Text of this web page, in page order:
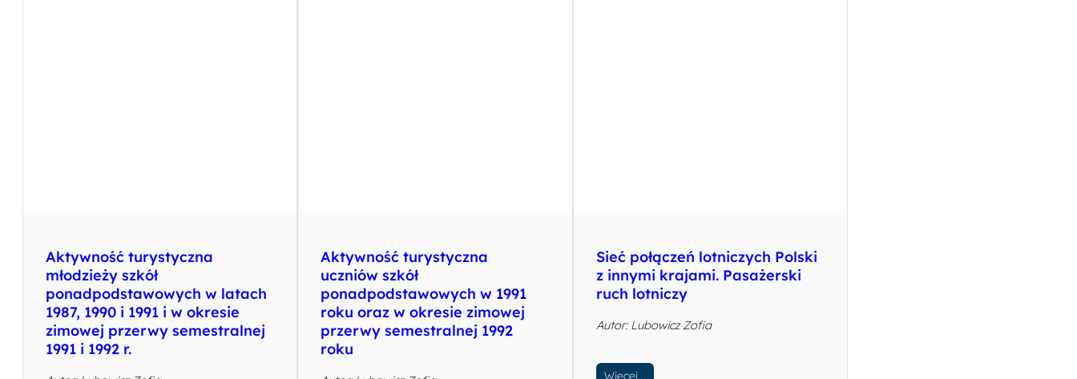
Aktywność turystyczna
młodzieży szkół
ponadpodstawowych w latach
1987, 1990 i 1991 i w okresie
zimowej przerwy semestralnej
1991 i 1992 r.
Aktywność turystyczna
uczniów szkół
ponadpodstawowych w 1991
roku oraz w okresie zimowej
przerwy semestralnej 1992
roku
Sieć połączeń lotniczych Polski
z innymi krajami. Pasażerski
ruch lotniczy
Autor: Lubowicz Zofia
Więcej…